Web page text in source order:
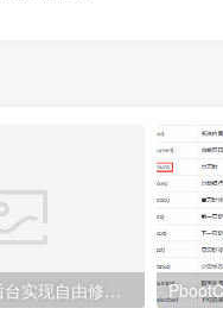
PBOOTCMS后台实现自由修改文章/产品阅读数